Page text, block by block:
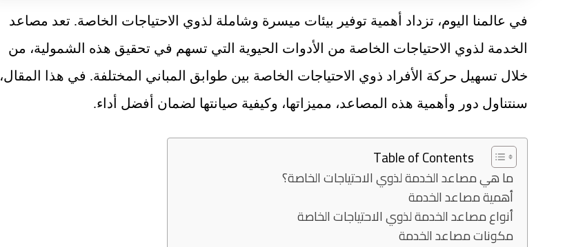
في عالمنا اليوم، تزداد أهمية توفير بيئات ميسرة وشاملة لذوي الاحتياجات الخاصة. تعد مصاعد
الخدمة لذوي الاحتياجات الخاصة من الأدوات الحيوية التي تسهم في تحقيق هذه الشمولية، من
خلال تسهيل حركة الأفراد ذوي الاحتياجات الخاصة بين طوابق المباني المختلفة. في هذا المقال،
سنتناول دور وأهمية هذه المصاعد، مميزاتها، وكيفية صيانتها لضمان أفضل أداء.
Table of Contents
ما هي مصاعد الخدمة لذوي الاحتياجات الخاصة؟
أهمية مصاعد الخدمة
أنواع مصاعد الخدمة لذوي الاحتياجات الخاصة
مكونات مصاعد الخدمة